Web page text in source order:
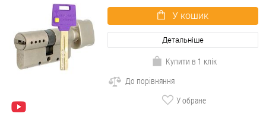
У кошик
Детальніше
Купити в 1 клік
До порівняння
У обране